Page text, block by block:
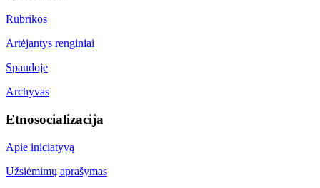
Rubrikos
Artėjantys renginiai
Spaudoje
Archyvas
Etnosocializacija
Apie iniciatyvą
Užsiėmimų aprašymas